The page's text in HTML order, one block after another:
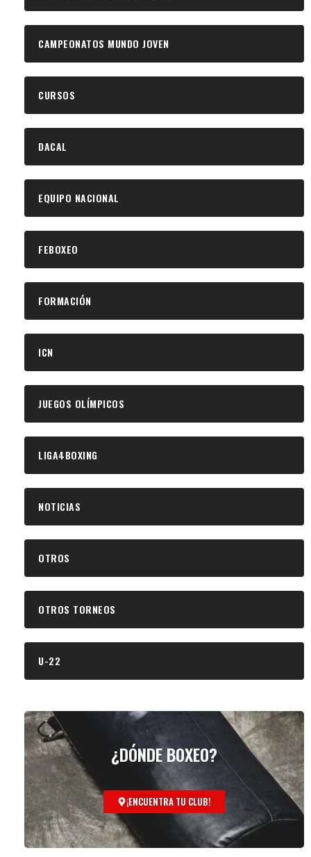
CAMPEONATOS MUNDO JOVEN
CURSOS
DACAL
EQUIPO NACIONAL
FEBOXEO
FORMACIÓN
ICN
JUEGOS OLÍMPICOS
LIGA4BOXING
NOTICIAS
OTROS
OTROS TORNEOS
U-22
¿DÓNDE BOXEO?
¡ENCUENTRA TU CLUB!